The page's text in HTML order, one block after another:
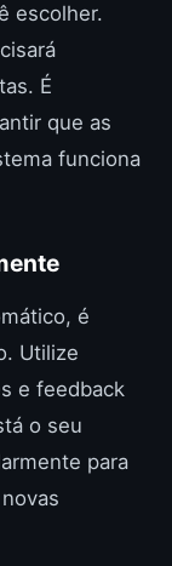
escolher.
É
que as
funciona
é
Utilize
e feedback
o seu
para